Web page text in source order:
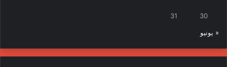
30
31
« يونيو